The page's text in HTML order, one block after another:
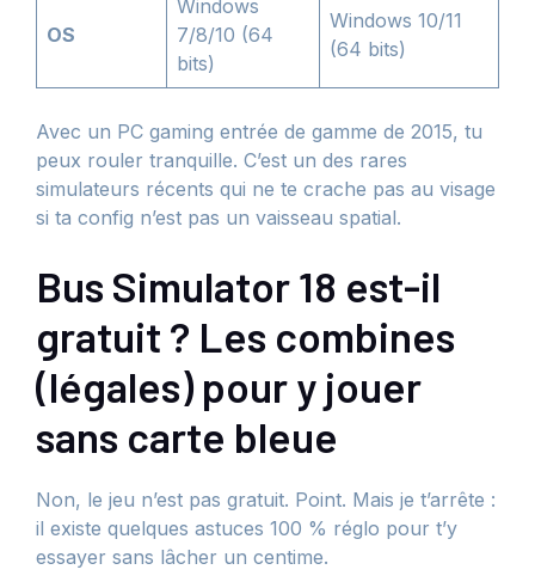
OS
Windows
7/8/10 (64
bits)
Windows 10/11
(64 bits)
Avec un PC gaming entrée de gamme de 2015, tu
peux rouler tranquille. C’est un des rares
simulateurs récents qui ne te crache pas au visage
si ta config n’est pas un vaisseau spatial.
Bus Simulator 18 est-il
gratuit ? Les combines
(légales) pour y jouer
sans carte bleue
Non, le jeu n’est pas gratuit. Point. Mais je t’arrête :
il existe quelques astuces 100 % réglo pour t’y
essayer sans lâcher un centime.